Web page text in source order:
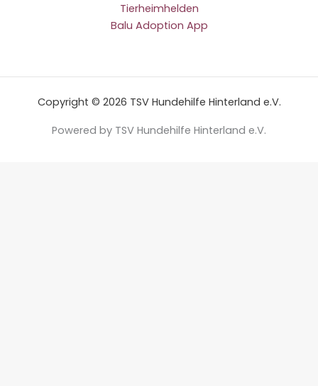
Tierheimhelden
Balu Adoption App
Copyright © 2026 TSV Hundehilfe Hinterland e.V.
Powered by TSV Hundehilfe Hinterland e.V.